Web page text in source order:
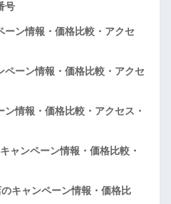
号
ン情報・価格比較・アクセ
ーン情報・価格比較・アクセ
情報・価格比較・アクセス・
ンペーン情報・価格比較・
キャンペーン情報・価格比